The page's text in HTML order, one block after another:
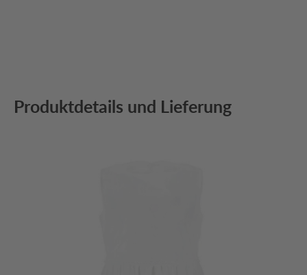
Produktdetails und Lieferung